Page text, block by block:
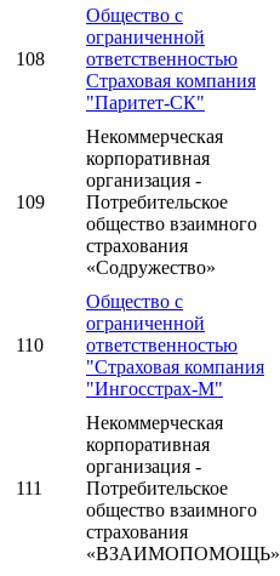
108
Общество с
ограниченной
ответственностью
Страховая компания
"Паритет-СК"
109
Некоммерческая
корпоративная
организация -
Потребительское
общество взаимного
страхования
«Содружество»
110
Общество с
ограниченной
ответственностью
"Страховая компания
"Ингосстрах-М"
111
Некоммерческая
корпоративная
организация -
Потребительское
общество взаимного
страхования
«ВЗАИМОПОМОЩЬ»